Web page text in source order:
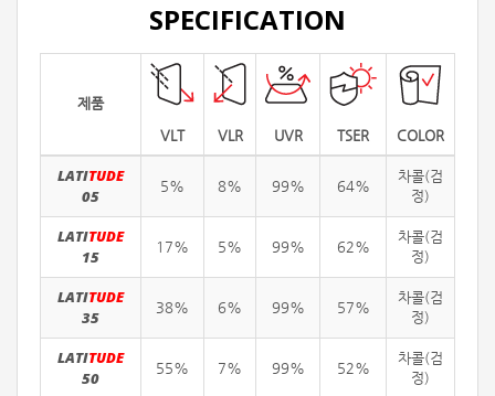
SPECIFICATION
제품
VLT
VLR UVR TSER COLOR
LATITUDE
05
5% 8% 99% 64%
차콜(검
정)
LATITUDE
15
17% 5% 99% 62%
차콜(검
정)
LATITUDE
35
38% 6% 99% 57%
차콜(검
정)
LATITUDE
50
55% 7% 99% 52%
차콜(검
정)